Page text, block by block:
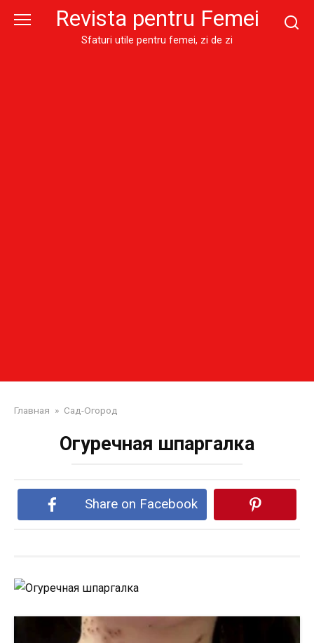
Revista pentru Femei
Sfaturi utile pentru femei, zi de zi
Главная » Сад-Огород
Огуречная шпаргалка
Share on Facebook